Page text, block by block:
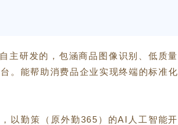
主研发的，包涵商品图像识别、低质量
。能帮助消费品企业实现终端的标准化
以勤策（原外勤365）的AI人工智能开